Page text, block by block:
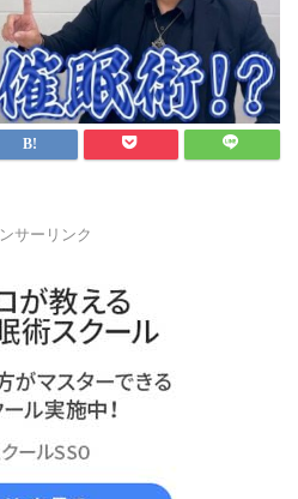
サーリンク